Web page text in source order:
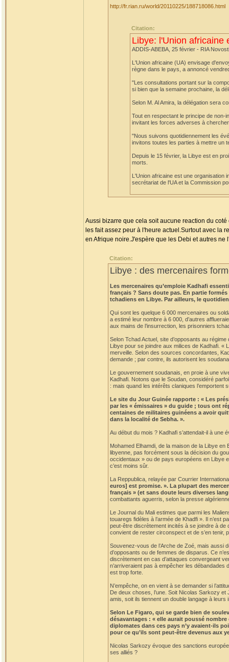
http://fr.rian.ru/world/20110225/188718086.html
Citation:
Libye: l'Union africaine
ADDIS-ABEBA, 25 février - RIA Novosti
L'Union africaine (UA) envisage
règne dans le pays, a annoncé
"Les consultations portant sur la
si bien que la semaine prochaine, la
Selon M. Al Amira, la délégation sera
Tout en respectant le principe de non-
invitant les forces adverses à
"Nous suivons quotidiennement les
invitons toutes les parties à mettre un
Depuis le 15 février, la Libye est en
morts.
L'Union africaine est une organisation
secrétariat de l'UA et la Commission
Aussi bizarre que cela soit aucune reaction du
les fait assez peur à l'heure actuel.Surtout avec la
en Afrique noire.J'espère que les Debi et autres ne
Citation:
Libye : des mercenaires
Les mercenaires qu’emploie Kadhafi
français ? Sans doute pas. En partie
tchadiens en Libye. Par ailleurs, le
Qui sont les quelque 6 000 mercenaires ou
a estimé leur nombre à 6 000, d’autres
aux mains de l’insurrection, les prisonniers
Selon Tchad Actuel, site d’opposants au
Libye pour se joindre aux milices de Kadhafi. «
merveille. Selon des sources concordantes,
demande ; par contre, ils autorisent les
Le gouvernement soudanais, en proie à une
Kadhafi. Notons que le Soudan, considéré
: mais quand les intérêts claniques
Le site du Jour Guinée rapporte : « Les
par les « émissaires » du guide ; tous ont
centaines de militaires guinéens a avoir
dans la localité de Sebha. ».
Au début du mois ? Kadhafi s’attendait-il à une
Mohamed Elhamdi, de la maison de la Libye
libyenne, pas forcément sous la décision du
occidentaux » ou de pays européens en Libye
c’est moins sûr.
La Reppublica, relayée par Courrier
euros] est promise. ». La plupart des
français » (et sans doute leurs diverses
combattants aguerris, selon la presse
Le Journal du Mali estimes que parmi les
touaregs fidèles à l’armée de Khadfi ». Il n’est
peut-être discrètement incités à se joindre à
convient de rester circonspect et de s’en tenir,
Souvenez-vous de l’Arche de Zoé, mais aussi
d’opposants ou de femmes de disparus. Ce
discrètement en cas d’attaques convergeant
n’arriveraient pas à empêcher les
est trop forte.
N’empêche, on en vient à se demander si
De deux choses, l’une. Soit Nicolas Sarkozy
amis, soit ils tiennent un double langage à leurs
Selon Le Figaro, qui se garde bien de
désavantages : « elle aurait poussé
diplomates dans ces pays n’y avaient-ils
pour ce qu’ils sont peut-être devenus aux
Nicolas Sarkozy évoque des sanctions
ses alliés ?